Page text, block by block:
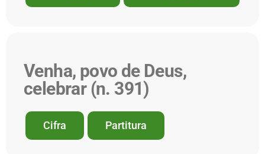
Venha, povo de Deus,
celebrar (n. 391)
Cifra Partitura